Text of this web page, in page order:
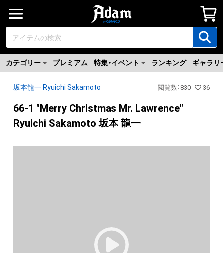
カテゴリー プレミアム 特集・イベント ランキング ギャラリ
坂本龍一 Ryuichi Sakamoto 閲覧数 ： 830 36
66-1 "Merry Christmas Mr. Lawrence"
Ryuichi Sakamoto 坂本 龍一